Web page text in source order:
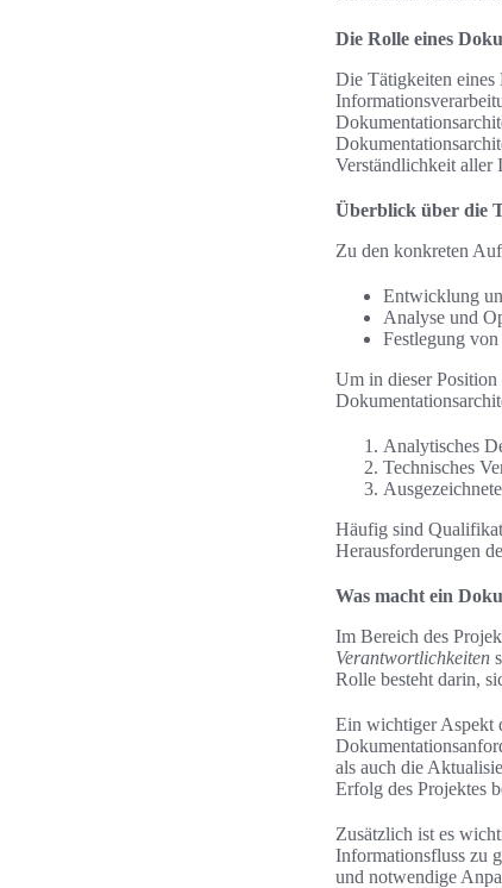
Die Rolle eines
Die Tätigkeiten eines
Verständlichkeit aller
Überblick über die
Zu den konkreten
Entwicklung
Analyse und
Festlegung
Um in dieser
Analytisches
Technisches
Häufig sind
Herausforderungen
Was macht ein
Im Bereich des
Verantwortlichkeiten
Rolle besteht darin,
Ein wichtiger Aspekt
als auch die
Erfolg des Projektes
Zusätzlich ist es
Informationsfluss zu
und notwendige